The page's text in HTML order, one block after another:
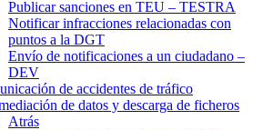
Publicar sanciones en TEU – TESTRA
Notificar infracciones relacionadas con
puntos a la DGT
Envío de notificaciones a un ciudadano –
DEV
de accidentes de tráfico
de datos y descarga de ficheros
Atrás